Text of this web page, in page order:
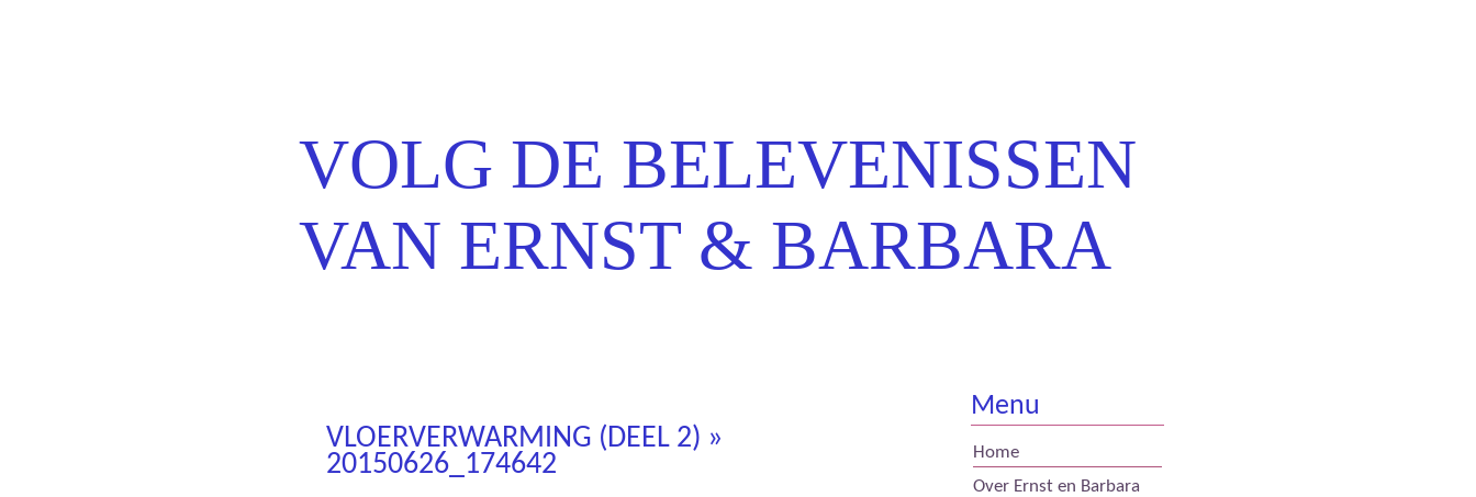
VOLG DE BELEVENISSEN
VAN ERNST & BARBARA
VLOERVERWARMING (DEEL 2) »
20150626_174642
Menu
Home
Over Ernst en Barbara